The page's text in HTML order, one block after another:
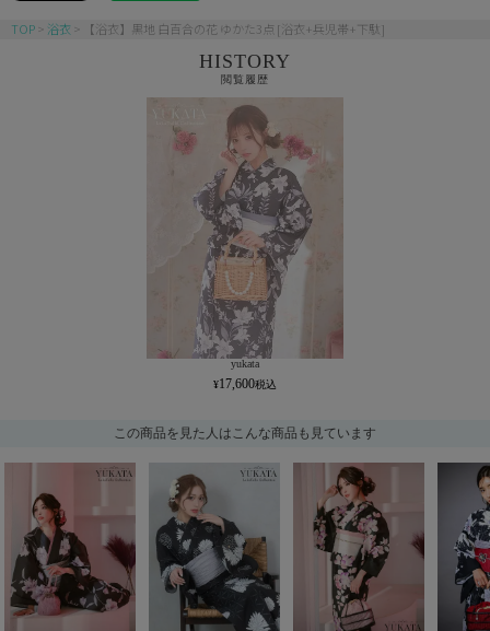
TOP 浴衣 【浴衣】黒地 白百合の花 ゆかた3点 [浴衣+兵児帯+下駄]
HISTORY
閲覧履歴
yukata
17,600
この商品を見た人はこんな商品も見ています